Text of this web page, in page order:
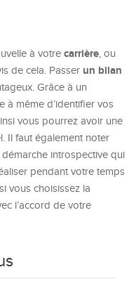
à votre carrière, ou
de cela. Passer un bilan
Grâce à un
à même d’identifier vos
vous pourrez avoir une
Il faut également noter
introspective qui
pendant votre temps
vous choisissez la
l’accord de votre